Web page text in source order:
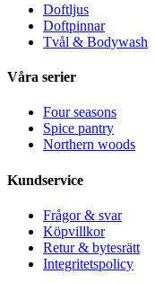
Doftljus
Doftpinnar
Tvål & Bodywash
Våra serier
Four seasons
Spice pantry
Northern woods
Kundservice
Frågor & svar
Köpvillkor
Retur & bytesrätt
Integritetspolicy